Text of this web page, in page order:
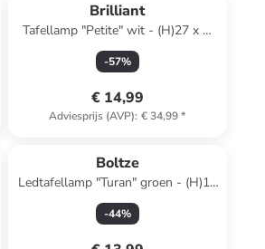
Brilliant
Tafellamp "Petite" wit - (H)27 x Ø
15 cm
-57%
€ 14,99
Adviesprijs (AVP): € 34,99*
Boltze
Ledtafellamp "Turan" groen - (H)19
cm
-44%